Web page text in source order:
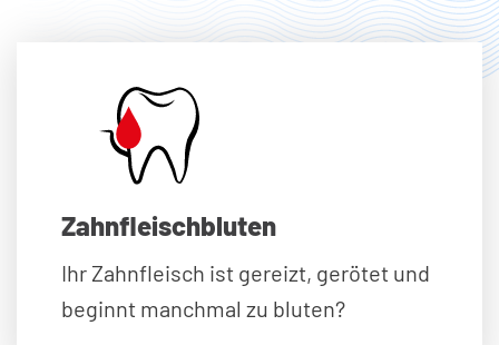
Zahnfleischbluten
Ihr Zahnfleisch ist gereizt, gerötet und
beginnt manchmal zu bluten?